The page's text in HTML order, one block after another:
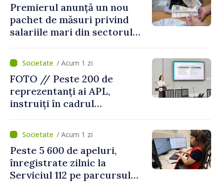
Premierul anunță un nou
pachet de măsuri privind
salariile mari din sectorul
/ Acum 1 zi
FOTO // Peste 200 de
reprezentanți ai APL,
instruiți în cadrul
Mediu privind aplicarea a
două regulamente din
domeniu
/ Acum 1 zi
Peste 5 600 de apeluri,
înregistrate zilnic la
Serviciul 112 pe parcursul